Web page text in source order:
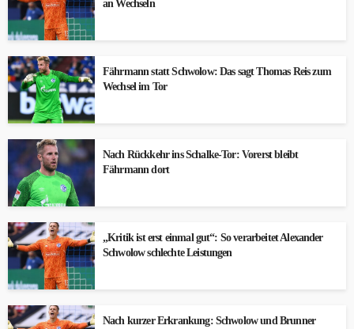
an Wechseln
Fährmann statt Schwolow: Das sagt Thomas Reis zum
Wechsel im Tor
Nach Rückkehr ins Schalke-Tor: Vorerst bleibt
Fährmann dort
„Kritik ist erst einmal gut“: So verarbeitet Alexander
Schwolow schlechte Leistungen
Nach kurzer Erkrankung: Schwolow und Brunner